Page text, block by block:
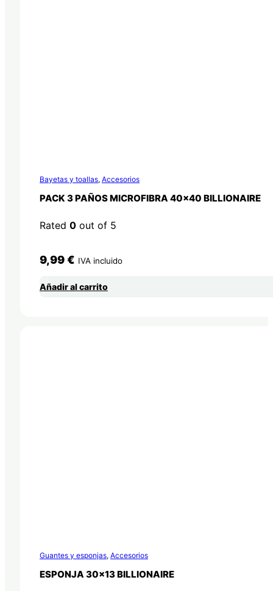
Bayetas y toallas, Accesorios
PACK 3 PAÑOS MICROFIBRA 40×40 BILLIONAIRE
Rated 0 out of 5
9,99€ IVA incluido
Añadir al carrito
Guantes y esponjas, Accesorios
ESPONJA 30×13 BILLIONAIRE